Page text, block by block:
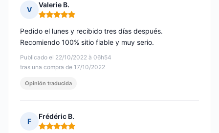
V
Valerie B.
Nota: 5 de 5
Publicado el 22/10/2022 à 06h54
tras una compra de 17/10/2022
Pedido el lunes y recibido tres días después.
Recomiendo 100% sitio fiable y muy serio.
Opinión traducida
F
Frédéric B.
Nota: 5 de 5